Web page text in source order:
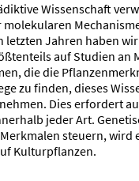
Wissenschaft
Jahren haben
auf Studien
die die
zu finden, dieses
Dies erfordert
jeder Art.
steuern,
Kulturpflanzen.